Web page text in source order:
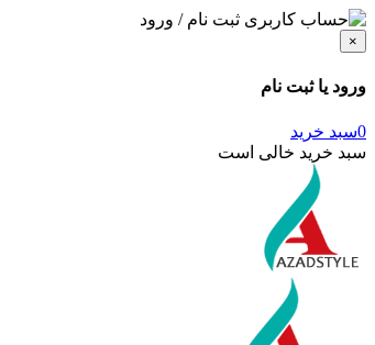
ثبت نام / ورود
×
ورود یا ثبت نام
0سبد خرید
سبد خرید خالی است